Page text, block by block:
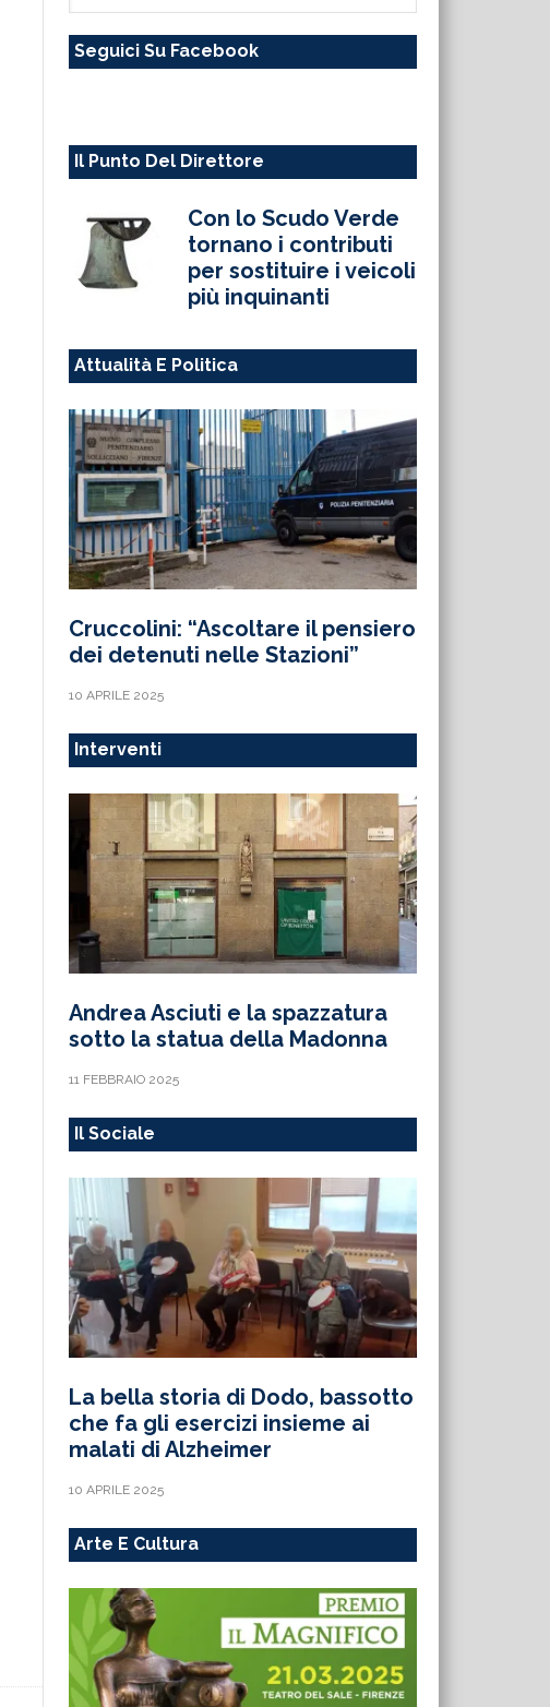
sito
Seguici Su Facebook
Il Punto Del Direttore
Con lo Scudo Verde
tornano i contributi
per sostituire i veicoli
più inquinanti
Attualità E Politica
Cruccolini: “Ascoltare il pensiero
dei detenuti nelle Stazioni”
10 APRILE 2025
Interventi
Andrea Asciuti e la spazzatura
sotto la statua della Madonna
11 FEBBRAIO 2025
Il Sociale
La bella storia di Dodo, bassotto
che fa gli esercizi insieme ai
malati di Alzheimer
10 APRILE 2025
Arte E Cultura